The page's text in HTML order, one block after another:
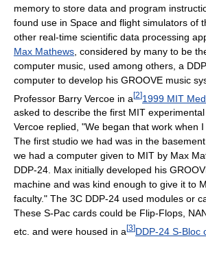
memory to store data and program
found use in Space and flight simulators of
other real-time scientific data processing
Max Mathews , considered by many to be
computer music, used among others, a
computer to develop his GROOVE music
Professor Barry Vercoe in a[2]1999 MIT
asked to describe the first MIT
Vercoe replied, "We began that work when
The first studio we had was in the
we had a computer given to MIT by Max
DDP-24. Max initially developed his
machine and was kind enough to give it to
faculty." The 3C DDP-24 used modules or
These S-Pac cards could be Flip-Flops,
etc. and were housed in a [3]DDP-24 S-Bloc